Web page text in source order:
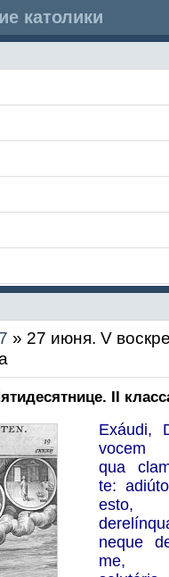
католики
» 27 июня. V
II
Exáudi,
vocem
qua
te:
neque
me,